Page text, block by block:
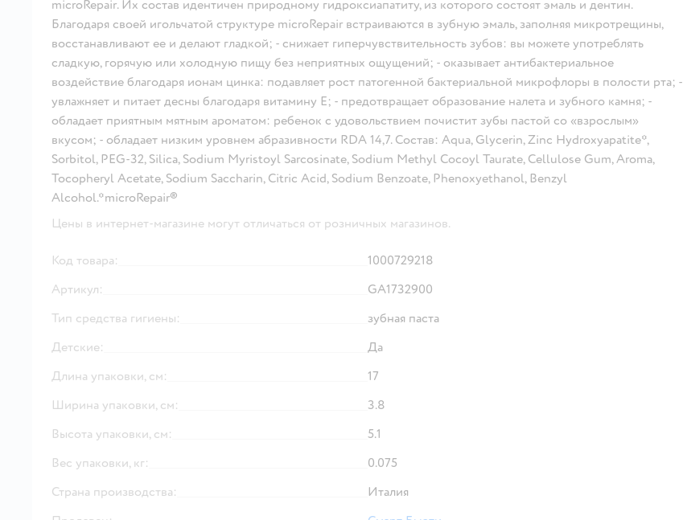
microRepair. Их состав идентичен природному гидроксиапатиту, из которого состоят эмаль и дентин.
Благодаря своей игольчатой структуре microRepair встраиваются в зубную эмаль, заполняя микротрещины,
восстанавливают ее и делают гладкой; - снижает гиперчувствительность зубов: вы можете употреблять
сладкую, горячую или холодную пищу без неприятных ощущений; - оказывает антибактериальное
воздействие благодаря ионам цинка: подавляет рост патогенной бактериальной микрофлоры в полости рта; -
увлажняет и питает десны благодаря витамину Е; - предотвращает образование налета и зубного камня; -
обладает приятным мятным ароматом: ребенок с удовольствием почистит зубы пастой со «взрослым»
вкусом; - обладает низким уровнем абразивности RDA 14,7. Состав: Aqua, Glycerin, Zinc Hydroxyapatite*,
Sorbitol, PEG-32, Silica, Sodium Myristoyl Sarcosinate, Sodium Methyl Cocoyl Taurate, Cellulose Gum, Aroma,
Tocopheryl Acetate, Sodium Saccharin, Citric Acid, Sodium Benzoate, Phenoxyethanol, Benzyl
Alcohol.*microRepair®
Цены в интернет-магазине могут отличаться от розничных магазинов.
Код товара:
1000729218
Артикул:
GA1732900
Тип средства гигиены:
зубная паста
Детские:
Да
Длина упаковки, см:
17
Ширина упаковки, см:
3.8
Высота упаковки, см:
5.1
Вес упаковки, кг:
0.075
Страна производства:
Италия